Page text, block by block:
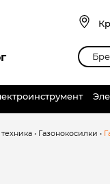
• Газонокосилки •